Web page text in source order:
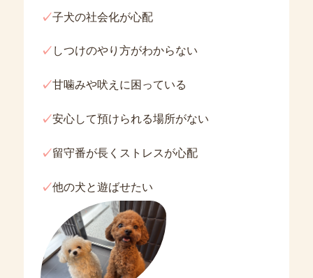
✓子犬の社会化が心配
✓ しつけのやり方がわからない
✓甘噛みや吠えに困っている
✓安心して預けられる場所がない
✓留守番が長くストレスが心配
✓他の犬と遊ばせたい